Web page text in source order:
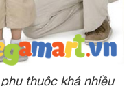
thuộc khá nhiều